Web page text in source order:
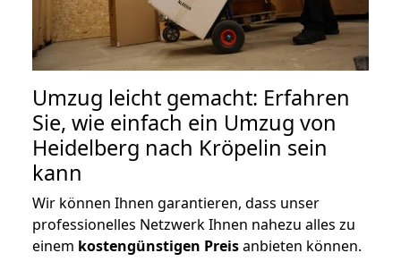
Umzug leicht gemacht: Erfahren
Sie, wie einfach ein Umzug von
Heidelberg nach Kröpelin sein
kann
Wir können Ihnen garantieren, dass unser
professionelles Netzwerk Ihnen nahezu alles zu
einem kostengünstigen Preisanbieten können.